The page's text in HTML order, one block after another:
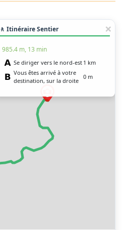
🚶 Itinéraire Sentier
985.4 m, 13 min
Se diriger vers le nord-est 1 km
Vous êtes arrivé à votre
destination, sur la droite
0 m